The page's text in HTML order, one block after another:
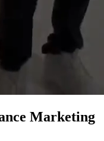
Marketing